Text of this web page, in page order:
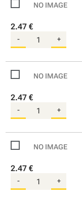
2.47 €
- +
2.47 €
- +
2.47 €
- +